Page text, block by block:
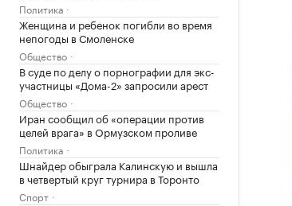
Политика
Женщина и ребенок погибли во время
непогоды в Смоленске
Общество
В суде по делу о порнографии для экс-
участницы «Дома-2» запросили арест
Общество
Иран сообщил об «операции против
целей врага» в Ормузском проливе
Политика
Шнайдер обыграла Калинскую и вышла
в четвертый круг турнира в Торонто
Спорт